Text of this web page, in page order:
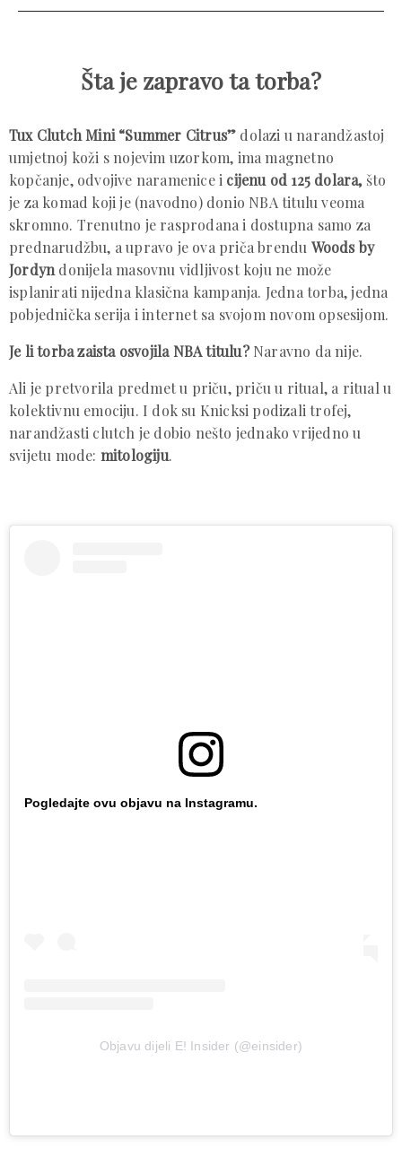
Šta je zapravo ta torba?
Tux Clutch Mini “Summer Citrus” dolazi u narandžastoj
umjetnoj koži s nojevim uzorkom, ima magnetno
kopčanje, odvojive naramenice i cijenu od 125 dolara, što
je za komad koji je (navodno) donio NBA titulu veoma
skromno. Trenutno je rasprodana i dostupna samo za
prednarudžbu, a upravo je ova priča brendu Woods by
Jordyn donijela masovnu vidljivost koju ne može
isplanirati nijedna klasična kampanja. Jedna torba, jedna
pobjednička serija i internet sa svojom novom opsesijom.
Je li torba zaista osvojila NBA titulu?Naravno da nije.
Ali je pretvorila predmet u priču, priču u ritual, a ritual u
kolektivnu emociju. I dok su Knicksi podizali trofej,
narandžasti clutch je dobio nešto jednako vrijedno u
svijetu mode: mitologiju.
Pogledajte ovu objavu na Instagramu.
Objavu dijeli E! Insider (@einsider)